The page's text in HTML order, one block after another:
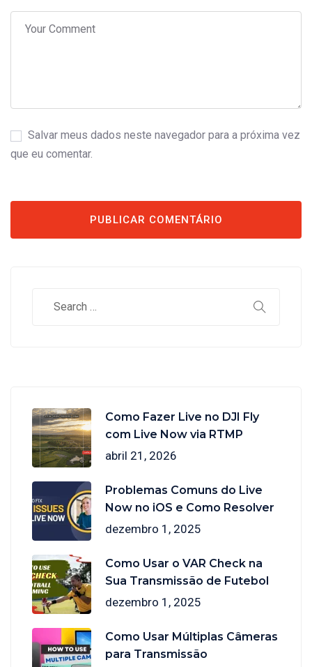
Salvar meus dados neste navegador para a próxima vez
que eu comentar.
Como Fazer Live no DJI Fly
com Live Now via RTMP
abril 21, 2026
Problemas Comuns do Live
Now no iOS e Como Resolver
dezembro 1, 2025
Como Usar o VAR Check na
Sua Transmissão de Futebol
dezembro 1, 2025
Como Usar Múltiplas Câmeras
para Transmissão